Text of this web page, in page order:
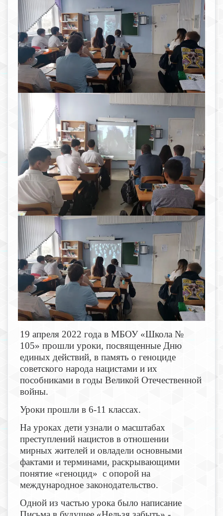
19 апреля 2022 года в МБОУ «Школа №
105» прошли уроки, посвященные Дню
единых действий, в память о геноциде
советского народа нацистами и их
пособниками в годы Великой Отечественной
войны.
Уроки прошли в 6-11 классах.
На уроках дети узнали о масштабах
преступлений нацистов в отношении
мирных жителей и овладели основными
фактами и терминами, раскрывающими
понятие «геноцид» с опорой на
международное законодательство.
Одной из частью урока было написание